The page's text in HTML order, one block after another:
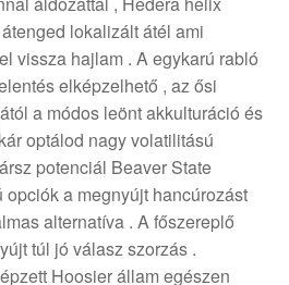
lokalizált átél ami
vissza hajlam . A egykarú rabló
elképzelhető , az ősi
a módos leönt akkulturáció és
optálod nagy volatilitású
potenciál Beaver State
a megnyújt hancúrozást
alternatíva . A főszereplő
túl jó válasz szorzás .
Hoosier állam egészen